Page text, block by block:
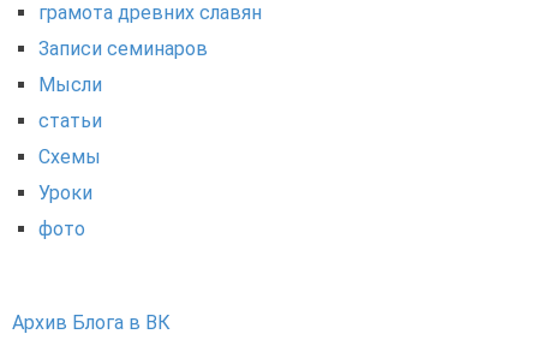
грамота древних славян
Записи семинаров
Мысли
статьи
Схемы
Уроки
фото
Архив Блога в ВК